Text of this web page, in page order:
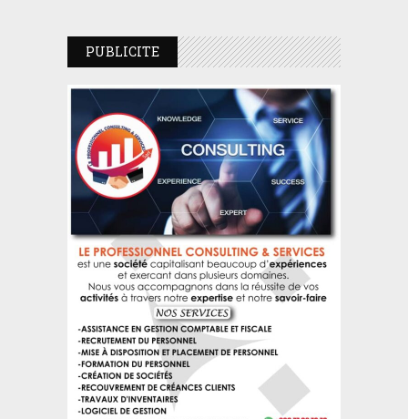
PUBLICITE